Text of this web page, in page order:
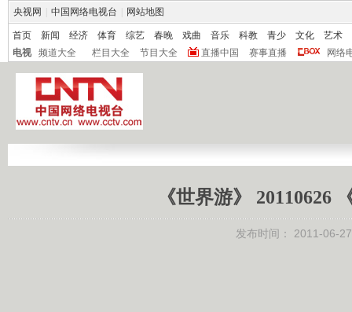
央视网 中国网络电视台 网站地图
首页 新闻 经济 体育 综艺 春晚 戏曲 音乐 科教 青少 文化
艺术
电视
频道大全 栏目大全 节目大全 直播中国 赛事直播 网络
《世界游》 20110626
发布时间： 2011-06-